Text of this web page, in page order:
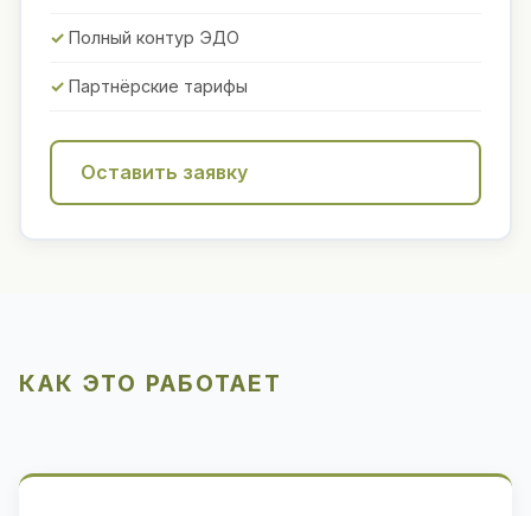
Полный контур ЭДО
Партнёрские тарифы
Оставить заявку
КАК ЭТО РАБОТАЕТ